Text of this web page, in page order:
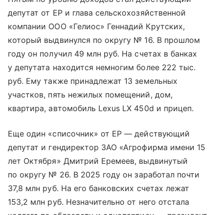
депутат от ЕР и глава сельскохозяйственной
компании ООО «Гелиос» Геннадий Крутских,
который выдвинулся по округу № 16. В прошлом
году он получил 49 млн руб. На счетах в банках
у депутата находится немногим более 222 тыс.
руб. Ему также принадлежат 13 земельных
участков, пять нежилых помещений, дом,
квартира, автомобиль Lexus LX 450d и прицеп.
Еще один «списочник» от ЕР — действующий
депутат и гендиректор ЗАО «Агрофирма имени 15
лет Октября» Дмитрий Еремеев, выдвинутый
по округу № 26. В 2025 году он заработал почти
37,8 млн руб. На его банковских счетах лежат
153,2 млн руб. Незначительно от него отстала